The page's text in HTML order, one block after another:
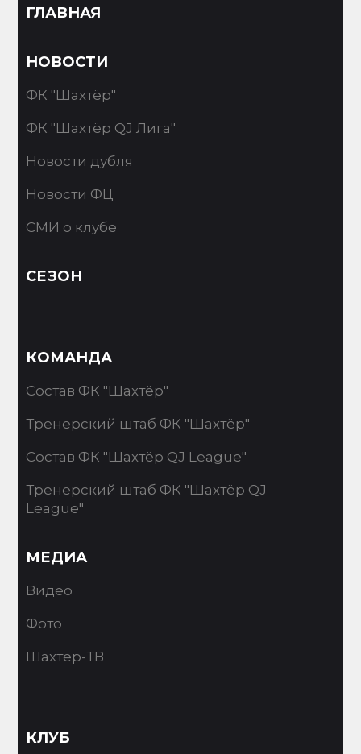
ГЛАВНАЯ
НОВОСТИ
ФК "Шахтёр"
ФК "Шахтёр QJ Лига"
Новости дубля
Новости ФЦ
СМИ о клубе
СЕЗОН
КОМАНДА
Состав ФК "Шахтёр"
Тренерский штаб ФК "Шахтёр"
Состав ФК "Шахтёр QJ League"
Тренерский штаб ФК "Шахтёр QJ
League"
МЕДИА
Видео
Фото
Шахтёр-ТВ
КЛУБ